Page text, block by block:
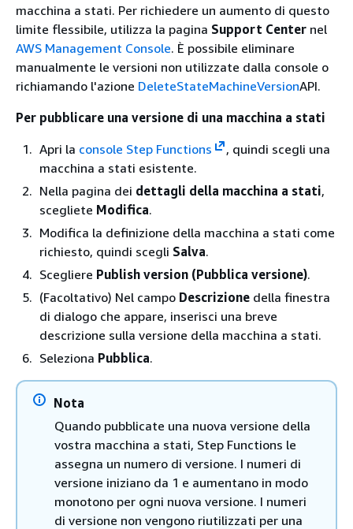
macchina a stati. Per richiedere un aumento di questo
limite flessibile, utilizza la pagina Support Center nel
AWS Management Console. È possibile eliminare
manualmente le versioni non utilizzate dalla console o
richiamando l'azione DeleteStateMachineVersionAPI.
Per pubblicare una versione di una macchina a stati
Apri la console Step Functions
, quindi scegli una
macchina a stati esistente.
Nella pagina dei dettagli della macchina a stati,
scegliete Modifica.
Modifica la definizione della macchina a stati come
richiesto, quindi scegli Salva.
Scegliere Publish version (Pubblica versione).
(Facoltativo) Nel campo Descrizione della finestra
di dialogo che appare, inserisci una breve
descrizione sulla versione della macchina a stati.
Seleziona Pubblica.
Nota
Quando pubblicate una nuova versione della
vostra macchina a stati, Step Functions le
assegna un numero di versione. I numeri di
versione iniziano da 1 e aumentano in modo
monotono per ogni nuova versione. I numeri
di versione non vengono riutilizzati per una